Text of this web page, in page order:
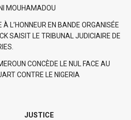
MOUHAMADOU
L’HONNEUR EN BANDE ORGANISÉE
SAISIT LE TRIBUNAL JUDICIAIRE DE
CONCÈDE LE NUL FACE AU
CONTRE LE NIGERIA
JUSTICE